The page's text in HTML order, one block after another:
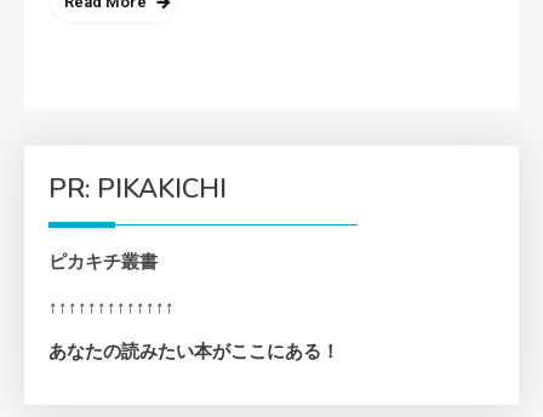
PR: PIKAKICHI
ピカキチ叢書
↑↑↑↑↑↑↑↑↑↑↑↑↑
あなたの読みたい本がここにある！